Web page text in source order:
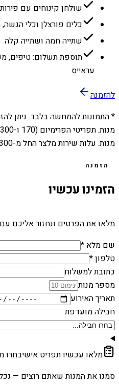
שולחן קינוחים עם
כלים פורצלן וכלי
שתייה חמה ושתייה קלה
תוספת תשלום: טיפים,
עראייס
להזמנה
* התמונות להמחשה בלבד. ניתן
מנות. עלות שירות מלצר החל מ-300 ש״ח.
הזמנה
הזמינו עכשיו
מלאו את הפרטים ונחזור אליכם
שם מלא *
טלפון *
כתובת למשלוח
מספר מנות
תאריך האירוע
חבילה מועדפת
מלאו עכשיו תפריט אישיבחרו
סמנו את המנות שאתם רוצים —